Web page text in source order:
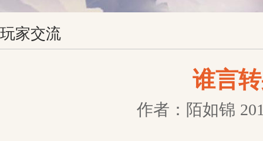
玩家交流
谁言
作者：陌如锦